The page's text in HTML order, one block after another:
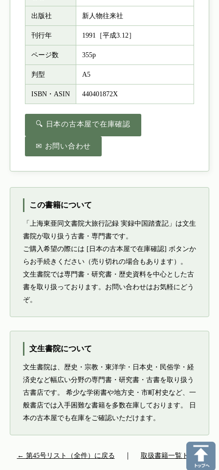
出版社 新人物往来社
刊行年 1991［平成3.12］
ページ数 355p
判型 A5
ISBN・ASIN 440401872X
🔍 日本の古本屋で在庫確認
✉ お問い合わせ
この書籍について
「上海東亜同文書院大旅行記録 実録中国踏査記」は文生
書院が取り扱う古書・専門書です。
ご購入希望の際には [日本の古本屋で在庫確認] ボタンか
らお手続きください（売り切れの場合もあります）。
文生書院では専門書・研究書・歴史資料を中心とした古
書を取り扱っております。お問い合わせはお気軽にどう
ぞ。
文生書院について
文生書院は、歴史・宗教・東洋学・日本史・民俗学・経
済史など幅広い分野の専門書・研究書・古書を取り扱う
古書店です。 希少な学術書や地方史・市町村史など、一
般書店では入手困難な書籍を多数在庫しております。 日
本の古本屋でも在庫をご確認いただけます。
← 第45号リスト（全件）に戻る 取扱書籍一覧トップ